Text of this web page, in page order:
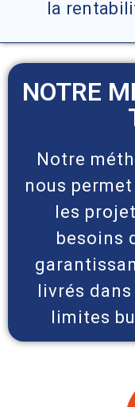
la
NOTRE
Notre
nous
les
besoins
livrés
limites